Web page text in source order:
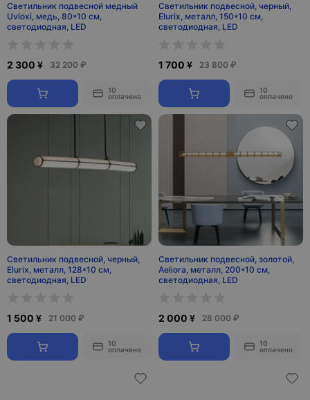
Светильник подвесной медный
Uvloxi, медь, 80*10 см,
светодиодная, LED
2 300 ¥ 32 200 ₽
10
оплачено
Светильник подвесной, черный,
Elurix, металл, 150*10 см,
светодиодная, LED
1 700 ¥ 23 800 ₽
10
оплачено
Светильник подвесной, черный,
Elurix, металл, 128*10 см,
светодиодная, LED
1 500 ¥ 21 000 ₽
10
оплачено
Светильник подвесной, золотой,
Aeliora, металл, 200*10 см,
светодиодная, LED
2 000 ¥ 28 000 ₽
10
оплачено